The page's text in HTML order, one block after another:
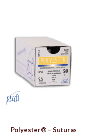
Polyester® – Suturas